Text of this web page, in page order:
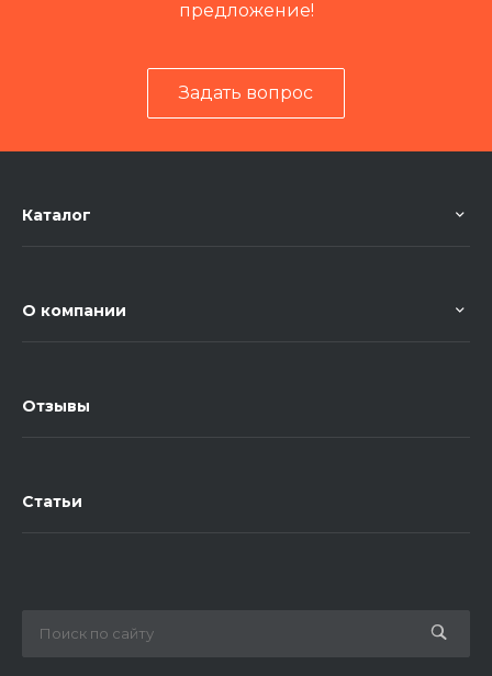
предложение!
Задать вопрос
Каталог
О компании
Отзывы
Статьи